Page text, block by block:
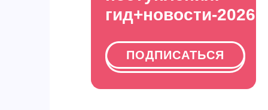
гид+новости-2026
ПОДПИСАТЬСЯ